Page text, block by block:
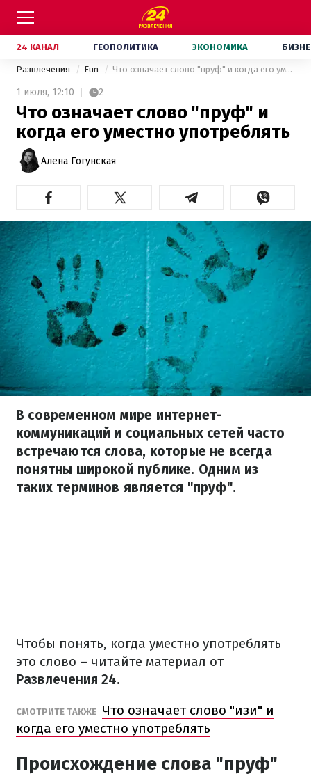
24 КАНАЛ ГЕОПОЛИТИКА ЭКОНОМИКА
Развлечения Fun Что означает слово "пруф" и когда его уместно употреблять
1 июля, 12:10 2
Что означает слово "пруф" и
когда его уместно употреблять
Алена Гогунская
В современном мире интернет-
коммуникаций и социальных сетей часто
встречаются слова, которые не всегда
понятны широкой публике. Одним из
таких терминов является "пруф".
Чтобы понять, когда уместно употреблять
это слово – читайте материал от
Развлечения 24.
СМОТРИТЕ ТАКЖЕ Что означает слово "изи" и
когда его уместно употреблять
Происхождение слова "пруф"